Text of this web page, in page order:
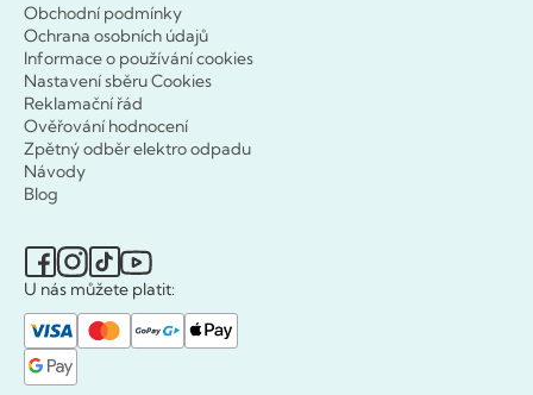
Obchodní podmínky
Ochrana osobních údajů
Informace o používání cookies
Nastavení sběru Cookies
Reklamační řád
Ověřování hodnocení
Zpětný odběr elektro odpadu
Návody
Blog
U nás můžete platit: